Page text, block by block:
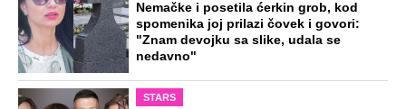
Nemačke i posetila ćerkin grob, kod
spomenika joj prilazi čovek i govori:
"Znam devojku sa slike, udala se
nedavno"
STARS